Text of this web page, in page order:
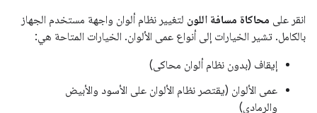
انقر على محاكاة مسافة اللون لتغيير نظام ألوان واجهة مستخدم الجهاز
بالكامل. تشير الخيارات إلى أنواع عمى الألوان. الخيارات المتاحة هي:
إيقاف (بدون نظام ألوان محاكى)
عمى الألوان (يقتصر نظام الألوان على الأسود والأبيض
والرمادي)